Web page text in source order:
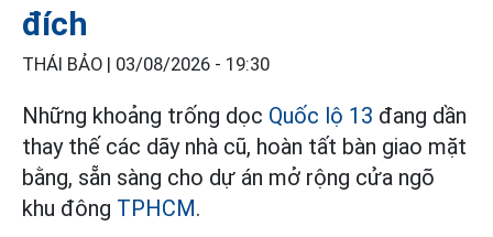
đích
THÁI BẢO | 03/08/2026 - 19:30
Những khoảng trống dọc Quốc lộ 13 đang dần
thay thế các dãy nhà cũ, hoàn tất bàn giao mặt
bằng, sẵn sàng cho dự án mở rộng cửa ngõ
khu đông TPHCM.